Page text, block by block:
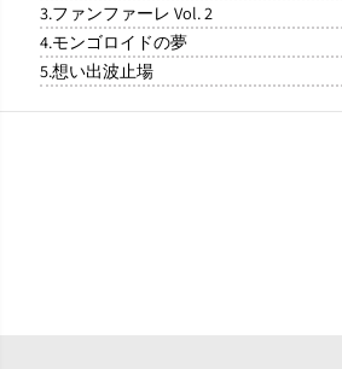
3.ファンファーレ Vol. 2
4.モンゴロイドの夢
5.想い出波止場